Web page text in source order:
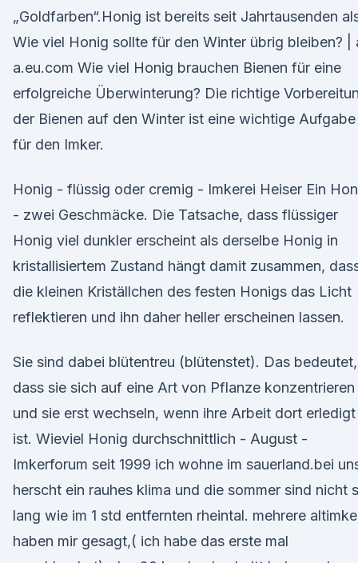
„Goldfarben“.Honig ist bereits seit Jahrtausenden
Wie viel Honig sollte für den Winter übrig bleiben? |
a.eu.com Wie viel Honig brauchen Bienen für eine
erfolgreiche Überwinterung? Die richtige
der Bienen auf den Winter ist eine wichtige Aufgabe
für den Imker.
Honig - flüssig oder cremig - Imkerei Heiser Ein
- zwei Geschmäcke. Die Tatsache, dass flüssiger
Honig viel dunkler erscheint als derselbe Honig in
kristallisiertem Zustand hängt damit zusammen,
die kleinen Kriställchen des festen Honigs das Licht
reflektieren und ihn daher heller erscheinen lassen.
Sie sind dabei blütentreu (blütenstet). Das bedeutet,
dass sie sich auf eine Art von Pflanze konzentrieren
und sie erst wechseln, wenn ihre Arbeit dort erledigt
ist. Wieviel Honig durchschnittlich - August -
Imkerforum seit 1999 ich wohne im sauerland.bei
herscht ein rauhes klima und die sommer sind nicht
lang wie im 1 std entfernten rheintal. mehrere
haben mir gesagt,( ich habe das erste mal